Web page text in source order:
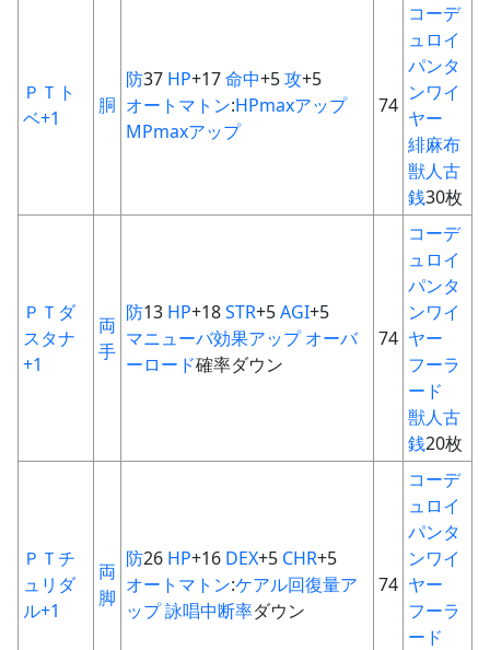
ＰＴト
ベ+1
胴
防37 HP+17命中+5攻+5
オートマトン:HPmaxアップ
MPmaxアップ
74
コーデ
ュロイ
パンタ
ンワイ
ヤー
緋麻布
獣人古
銭30枚
ＰＴダ
スタナ
+1
両
手
防13 HP+18STR+5AGI+5
マニューバ効果アップ オーバ
ーロード確率ダウン
74
コーデ
ュロイ
パンタ
ンワイ
ヤー
フーラ
ード
獣人古
銭20枚
ＰＴチ
ュリダ
ル+1
両
脚
防26 HP+16 DEX+5 CHR+5
オートマトン:ケアル回復量ア
ップ詠唱中断率ダウン
74
コーデ
ュロイ
パンタ
ンワイ
ヤー
フーラ
ード